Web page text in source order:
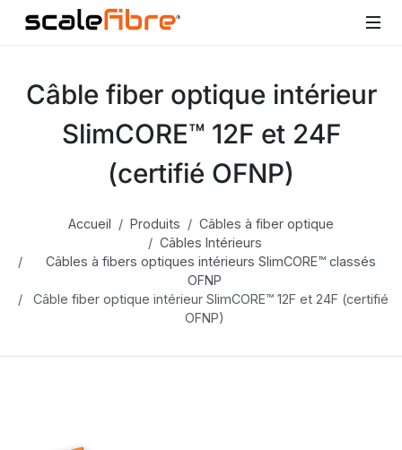
Câble fiber optique intérieur
SlimCORE™ 12F et 24F
(certifié OFNP)
Accueil Produits
Câbles à fiber optique
Câbles Intérieurs
Câbles à fibers optiques intérieurs SlimCORE™ classés
OFNP
Câble fiber optique intérieur SlimCORE™ 12F et 24F (certifié
OFNP)